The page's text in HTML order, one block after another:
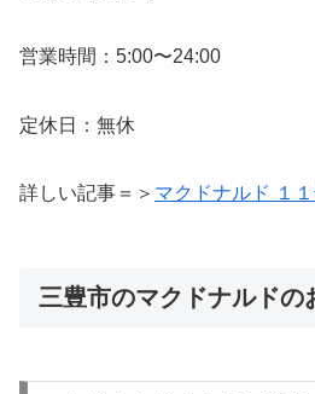
営業時間：5:00〜24:00
定休日：無休
詳しい記事＝＞ マクドナルド １
三豊市のマクドナルドの